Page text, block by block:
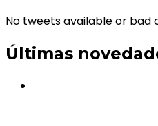
No tweets available or bad
Últimas